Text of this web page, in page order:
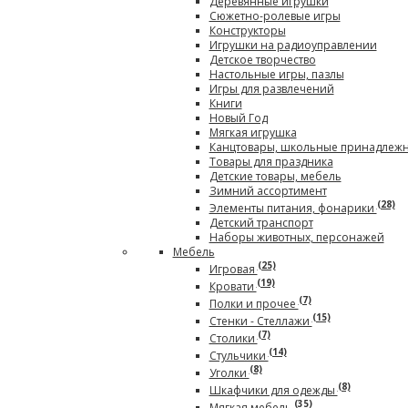
Сюжетно-ролевые игры
Конструкторы
Игрушки на радиоуправлении
Детское творчество
Настольные игры, пазлы
Игры для развлечений
Книги
Новый Год
Мягкая игрушка
Канцтовары, школьные
Товары для праздника
Детские товары, мебель
Зимний ассортимент
Элементы питания, фонарики(28)
Детский транспорт
Наборы животных, персонажей
Мебель
Игровая(25)
Кровати(19)
Полки и прочее(7)
Стенки - Стеллажи(15)
Столики(7)
Стульчики(14)
Уголки(8)
Шкафчики для одежды(8)
(35)